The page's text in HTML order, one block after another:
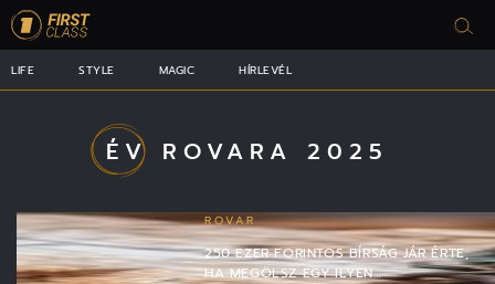
LIFE STYLE MAGIC HÍRLEVÉL
ÉV ROVARA 2025
ROVAR
250 EZER FORINTOS BÍRSÁG JÁR ÉRTE,
HA MEGÖLSZ EGY ILYEN…